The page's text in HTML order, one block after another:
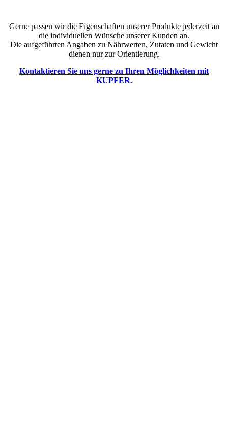
Gerne passen wir die Eigenschaften unserer Produkte jederzeit an
die individuellen Wünsche unserer Kunden an.
Die aufgeführten Angaben zu Nährwerten, Zutaten und Gewicht
dienen nur zur Orientierung.
Kontaktieren Sie uns gerne zu Ihren Möglichkeiten mit
KUPFER.